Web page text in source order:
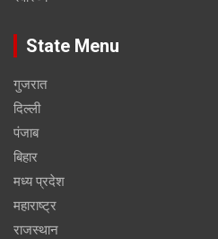
State Menu
गुजरात
दिल्ली
पंजाब
बिहार
मध्य प्रदेश
महाराष्ट्र
राजस्थान